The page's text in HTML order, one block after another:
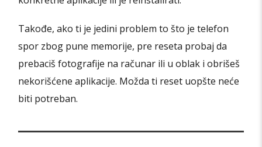
Takođe, ako ti je jedini problem to što je telefon
spor zbog pune memorije, pre reseta probaj da
prebaciš fotografije na računar ili u oblak i obrišeš
nekorišćene aplikacije. Možda ti reset uopšte neće
biti potreban.